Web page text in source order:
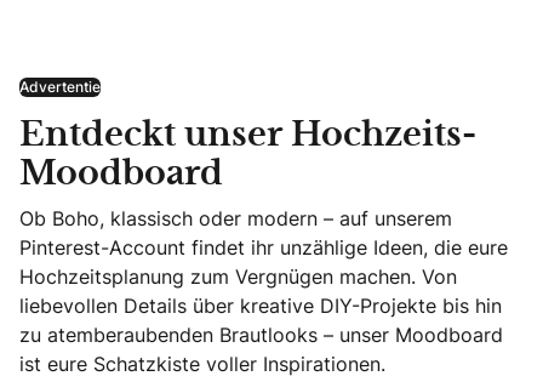
Advertentie
Entdeckt unser Hochzeits-
Moodboard
Ob Boho, klassisch oder modern – auf unserem
Pinterest-Account findet ihr unzählige Ideen, die eure
Hochzeitsplanung zum Vergnügen machen. Von
liebevollen Details über kreative DIY-Projekte bis hin
zu atemberaubenden Brautlooks – unser Moodboard
ist eure Schatzkiste voller Inspirationen.